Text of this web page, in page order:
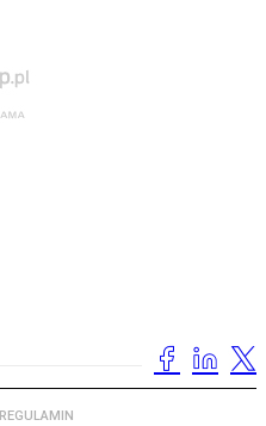
REGULAMIN